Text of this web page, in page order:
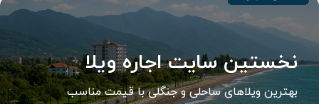
نخستین سایت اجاره ویلا
بهترین ویلاهای ساحلی و جنگلی با قیمت مناسب